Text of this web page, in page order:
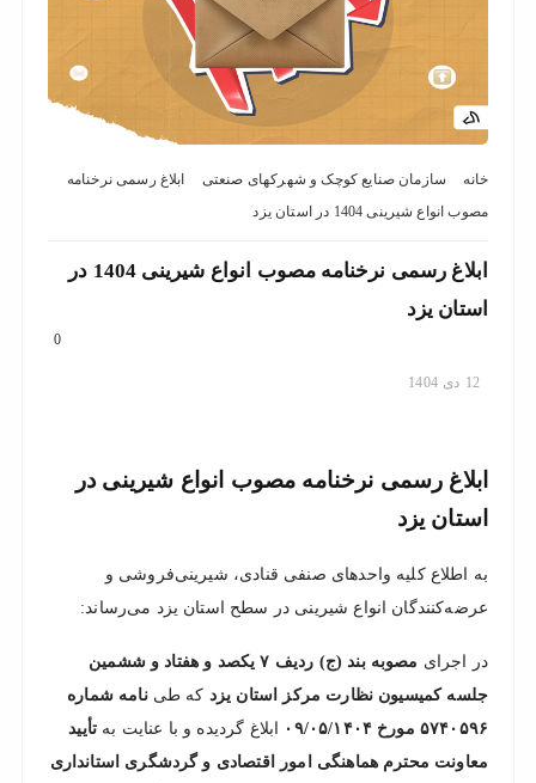
خانه سازمان صنایع کوچک و شهرکهای صنعتی
ابلاغ رسمی نرخنامه
مصوب انواع شیرینی 1404 در استان یزد
ابلاغ رسمی نرخنامه مصوب انواع شیرینی 1404 در
استان یزد
0
12 دی 1404
ابلاغ رسمی نرخنامه مصوب انواع شیرینی در
استان یزد
به اطلاع کلیه واحدهای صنفی قنادی، شیرینی‌فروشی و
عرضه‌کنندگان انواع شیرینی در سطح استان یزد می‌رساند:
در اجرای
مصوبه بند (ج) ردیف ۷ یکصد و هفتاد و ششمین
جلسه کمیسیون نظارت مرکز استان یزد که طینامه شماره
۵۷۴۰۵۹۶ مورخ ۰۹/۰۵/۱۴۰۴
ابلاغ گردیده و با عنایت به تأیید
معاونت محترم هماهنگی امور اقتصادی و گردشگری استانداری
نزدیک